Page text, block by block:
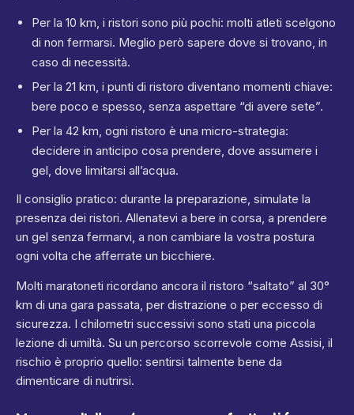
Per la 10 km, i ristori sono più pochi: molti atleti scelgono
di non fermarsi. Meglio però sapere dove si trovano, in
caso di necessità.
Per la 21 km, i punti di ristoro diventano momenti chiave:
bere poco e spesso, senza aspettare “di avere sete”.
Per la 42 km, ogni ristoro è una micro-strategia:
decidere in anticipo cosa prendere, dove assumere i
gel, dove limitarsi all’acqua.
Il consiglio pratico: durante la preparazione, simulate la
presenza dei ristori. Allenatevi a bere in corsa, a prendere
un gel senza fermarvi, a non cambiare la vostra postura
ogni volta che afferrate un bicchiere.
Molti maratoneti ricordano ancora il ristoro “saltato” al 30°
km di una gara passata, per distrazione o per eccesso di
sicurezza. I chilometri successivi sono stati una piccola
lezione di umiltà. Su un percorso scorrevole come Assisi, il
rischio è proprio quello: sentirsi talmente bene da
dimenticare di nutrirsi.